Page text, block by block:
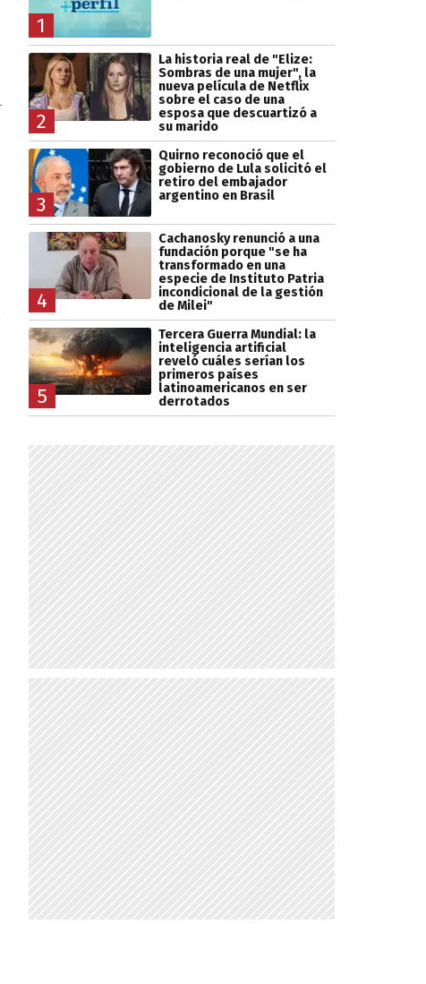
1
2
La historia real de "Elize:
Sombras de una mujer", la
nueva película de Netflix
sobre el caso de una
esposa que descuartizó a
su marido
3
Quirno reconoció que el
gobierno de Lula solicitó el
retiro del embajador
argentino en Brasil
4
Cachanosky renunció a una
fundación porque "se ha
transformado en una
especie de Instituto Patria
incondicional de la gestión
de Milei"
5
Tercera Guerra Mundial: la
inteligencia artificial
reveló cuáles serían los
primeros países
latinoamericanos en ser
derrotados